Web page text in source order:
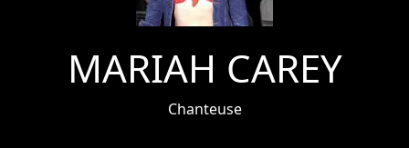
MARIAH CAREY
Chanteuse